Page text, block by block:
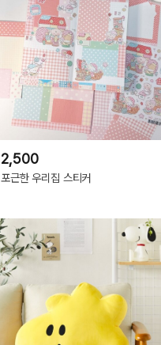
2,500
포근한 우리집 스티커